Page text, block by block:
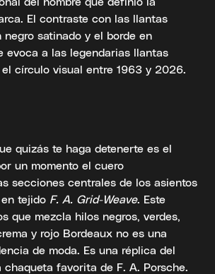
El contraste con las llantas
satinado y el borde en
evoca a las legendarias llantas
círculo visual entre 1963 y 2026.
quizás te haga detenerte es el
un momento el cuero
secciones centrales de los asientos
tejido F. A. Grid-Weave. Este
que mezcla hilos negros, verdes,
y rojo Bordeaux no es una
de moda. Es una réplica del
chaqueta favorita de F. A. Porsche.